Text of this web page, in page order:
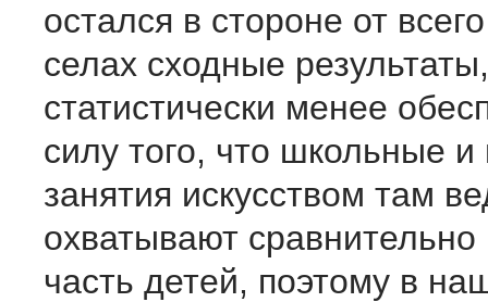
остался в стороне от
селах сходные
статистически менее
силу того, что школьные
занятия искусством там
охватывают
часть детей, поэтому в